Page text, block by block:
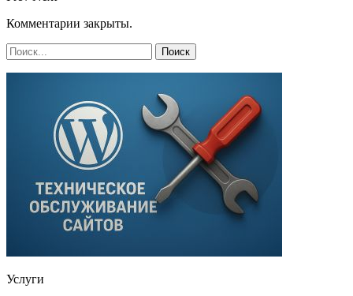
Комментарии закрыты.
Услуги